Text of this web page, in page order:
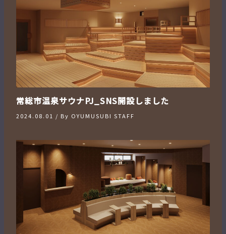
常総市温泉サウナPJ_SNS開設しました
2024.08.01 / By OYUMUSUBI STAFF